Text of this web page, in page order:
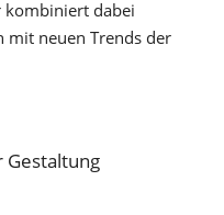
kombiniert dabei
mit neuen Trends der